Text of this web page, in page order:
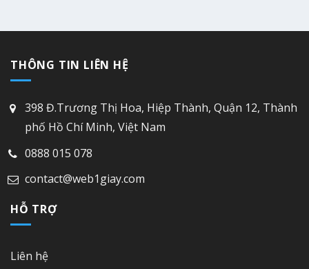
THÔNG TIN LIÊN HỆ
398 Đ.Trương Thị Hoa, Hiệp Thành, Quận 12, Thành
phố Hồ Chí Minh, Việt Nam
0888 015 078
contact@web1giay.com
HỖ TRỢ
Liên hệ